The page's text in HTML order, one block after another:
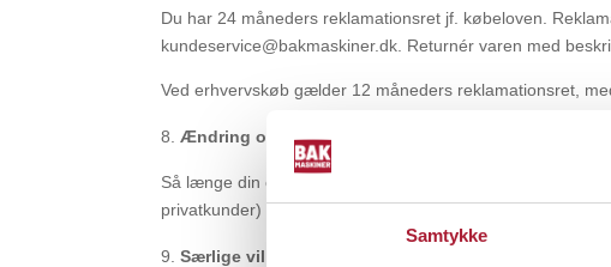
Samtykke
Du har 24 måneders reklamationsret jf. købeloven.
kundeservice@bakmaskiner.dk. Returnér varen med
Ved erhvervskøb gælder 12 måneders reklamationsret,
Ændring og annullering af ordre
Så længe din ordre ikke er afsendt, kan den ændres eller
privatkunder) eller til en evt. returaftale for erhvervskunder.
Særlige vilkår for erhvervskunder